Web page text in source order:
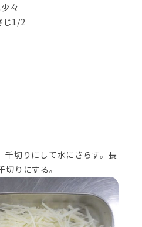
々
じ1/2
切りにして水にさらす。長
りにする。